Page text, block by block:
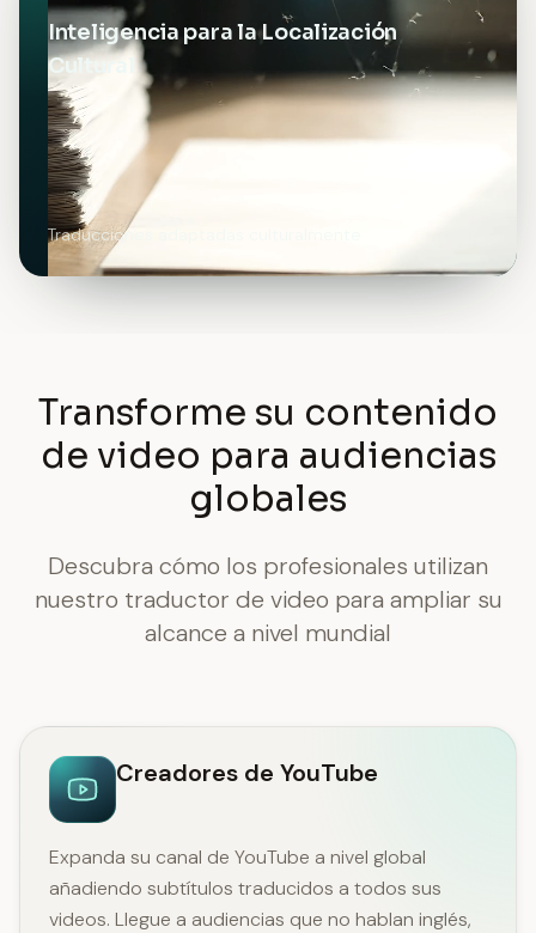
Inteligencia para la Localización
Cultural
Traducciones adaptadas culturalmente
Transforme su contenido
de video para audiencias
globales
Descubra cómo los profesionales utilizan
nuestro traductor de video para ampliar su
alcance a nivel mundial
Creadores de YouTube
Expanda su canal de YouTube a nivel global
añadiendo subtítulos traducidos a todos sus
videos. Llegue a audiencias que no hablan inglés,